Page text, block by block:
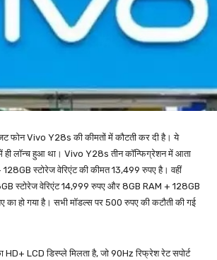
फोन Vivo Y28s की कीमतों में कौटती कर दी है। ये
ही लॉन्च हुआ था। Vivo Y28s तीन कॉन्फिग्रेशन में आता
स्टोरेज वेरिएंट की कीमत 13,499 रुपए है। वहीं
स्टोरेज वेरिएंट 14,999 रुपए और 8GB RAM + 128GB
का हो गया है। सभी मॉडल्स पर 500 रुपए की कटौती की गई
LCD डिस्प्ले मिलता है, जो 90Hz रिफ्रेश रेट सपोर्ट